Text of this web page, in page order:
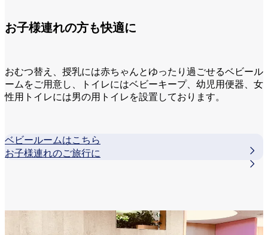
お子様連れの方も快適に
おむつ替え、授乳には赤ちゃんとゆったり過ごせるベビール
ームをご用意し、トイレにはベビーキープ、幼児用便器、女
性用トイレには男の用トイレを設置しております。
ベビールームはこちら
お子様連れのご旅行に